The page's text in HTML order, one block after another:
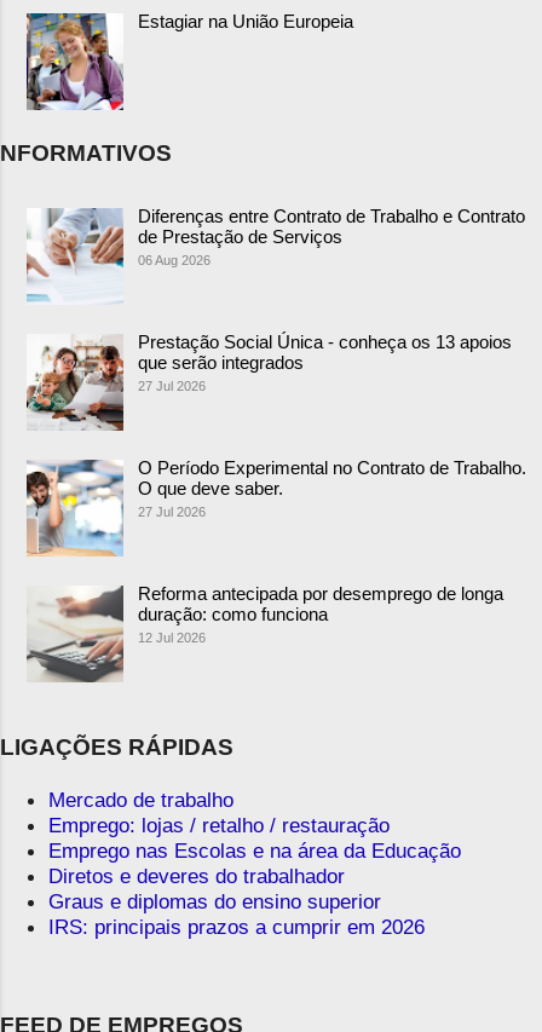
Estagiar na União Europeia
NFORMATIVOS
Diferenças entre Contrato de Trabalho e Contrato
de Prestação de Serviços
06 Aug 2026
Prestação Social Única - conheça os 13 apoios
que serão integrados
27 Jul 2026
O Período Experimental no Contrato de Trabalho.
O que deve saber.
27 Jul 2026
Reforma antecipada por desemprego de longa
duração: como funciona
12 Jul 2026
LIGAÇÕES RÁPIDAS
Mercado de trabalho
Emprego: lojas / retalho / restauração
Emprego nas Escolas e na área da Educação
Diretos e deveres do trabalhador
Graus e diplomas do ensino superior
IRS: principais prazos a cumprir em 2026
FEED DE EMPREGOS